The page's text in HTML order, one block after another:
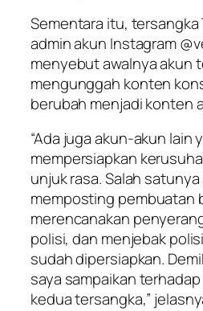
Sementara itu, tersangka
admin akun Instagram
menyebut awalnya akun
mengunggah konten
berubah menjadi konten
“Ada juga akun-akun lain
mempersiapkan
unjuk rasa. Salah
memposting pembuatan
merencanakan
polisi, dan menjebak
sudah dipersiapkan.
saya sampaikan
kedua tersangka,”